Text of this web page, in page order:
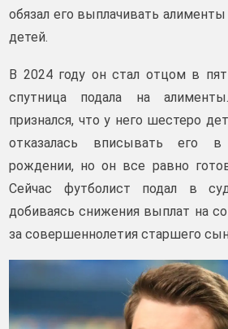
обязал его выплачивать
детей.
В 2024 году он стал отцом в
спутница подала на
признался, что у него шестеро
отказалась вписывать его
рождении, но он все равно
Сейчас футболист подал в
добиваясь снижения выплат на
за совершеннолетия старшего